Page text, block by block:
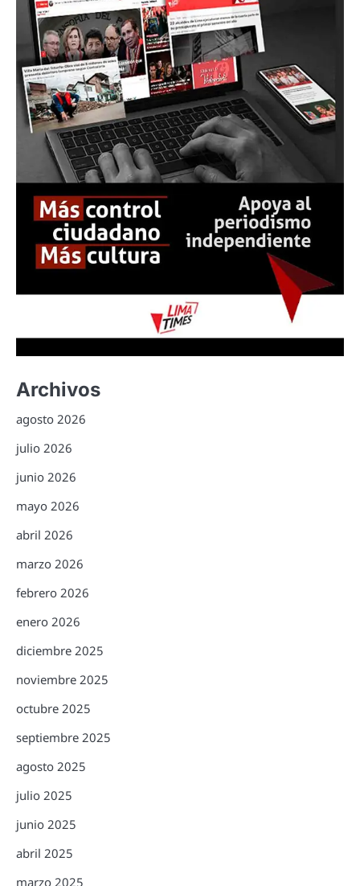
Archivos
agosto 2026
julio 2026
junio 2026
mayo 2026
abril 2026
marzo 2026
febrero 2026
enero 2026
diciembre 2025
noviembre 2025
octubre 2025
septiembre 2025
agosto 2025
julio 2025
junio 2025
abril 2025
marzo 2025